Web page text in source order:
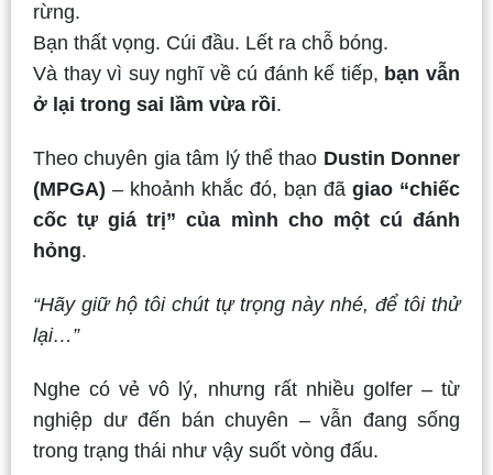
rừng.
Bạn thất vọng. Cúi đầu. Lết ra chỗ bóng.
Và thay vì suy nghĩ về cú đánh kế tiếp, bạn vẫn
ở lại trong sai lầm vừa rồi.
Theo chuyên gia tâm lý thể thao Dustin Donner
(MPGA) – khoảnh khắc đó, bạn đã giao “chiếc
cốc tự giá trị” của mình cho một cú đánh
hỏng.
“Hãy giữ hộ tôi chút tự trọng này nhé, để tôi thử
lại…”
Nghe có vẻ vô lý, nhưng rất nhiều golfer – từ
nghiệp dư đến bán chuyên – vẫn đang sống
trong trạng thái như vậy suốt vòng đấu.